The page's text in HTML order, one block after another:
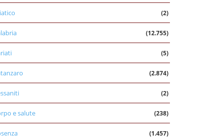
(2)
(12.755)
(5)
(2.874)
(2)
e salute (238)
(1.457)